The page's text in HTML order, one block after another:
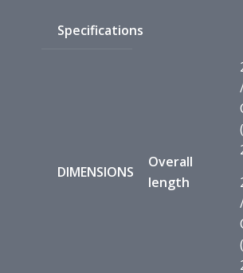
Specifications
DIMENSIONS
Overall
length